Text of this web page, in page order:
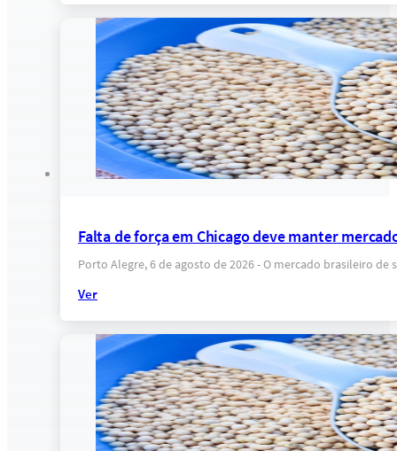
Falta de força em Chicago deve manter
Porto Alegre, 6 de agosto de 2026 - O mercado brasileiro
Ver